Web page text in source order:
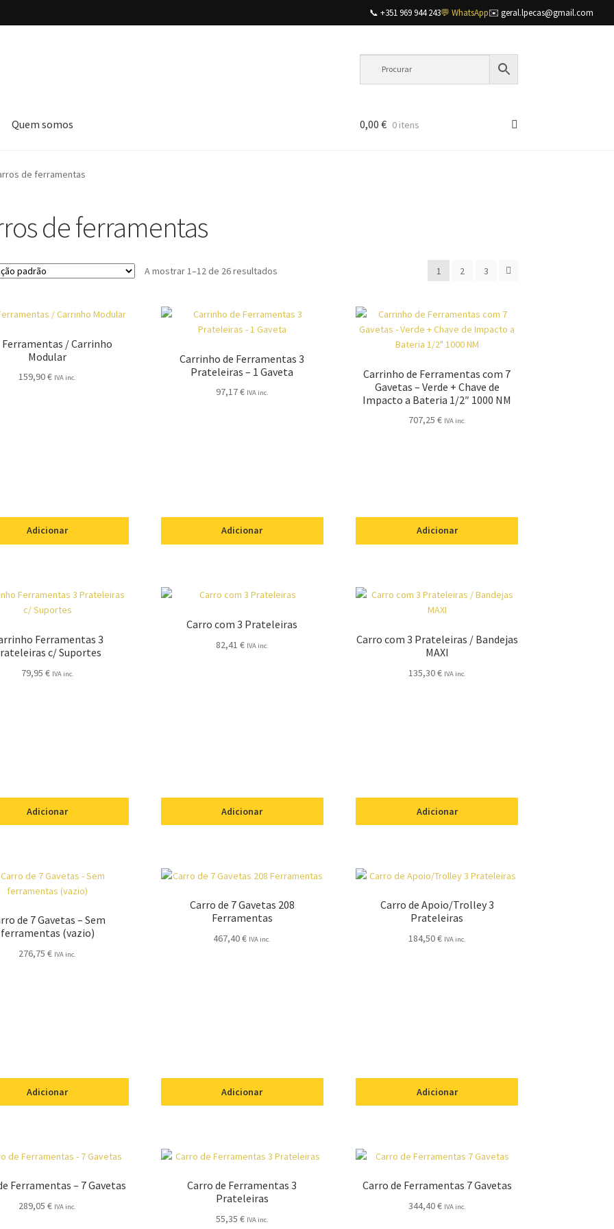
📞 +351 969 944 243💬 WhatsApp✉️ geral.lpecas@gmail.com
Quem somos
e devoluções
0,00 € 0 itens
de ferramentas
de ferramentas
A mostrar 1–12 de 26 resultados 1 2 3
Ferramentas / Carrinho
Modular
159,90€ IVA inc.
Adicionar
Carrinho de Ferramentas 3
Prateleiras – 1 Gaveta
97,17€ IVA inc.
Adicionar
Carrinho de Ferramentas com 7
Gavetas – Verde + Chave de
Impacto a Bateria 1/2″ 1000 NM
707,25 € IVA inc.
Adicionar
Ferramentas 3
c/ Suportes
79,95 € IVA inc.
Adicionar
Carro com 3 Prateleiras
82,41 € IVA inc.
Adicionar
Carro com 3 Prateleiras / Bandejas
MAXI
135,30€ IVA inc.
Adicionar
de 7 Gavetas – Sem
ferramentas (vazio)
276,75€ IVA inc.
Adicionar
Carro de 7 Gavetas 208
Ferramentas
467,40€ IVA inc.
Adicionar
Carro de Apoio/Trolley 3
Prateleiras
184,50€ IVA inc.
Adicionar
Ferramentas – 7 Gavetas
289,05€ IVA inc.
Carro de Ferramentas 3
Prateleiras
55,35 € IVA inc.
Carro de Ferramentas 7 Gavetas
344,40€ IVA inc.